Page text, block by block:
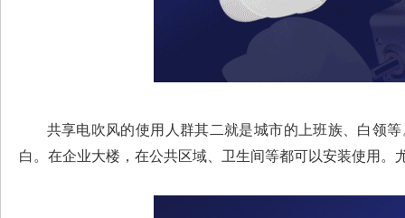
共享电吹风的使用人群其二就是城市的上班族、白领等
白。在企业大楼，在公共区域、卫生间等都可以安装使用。